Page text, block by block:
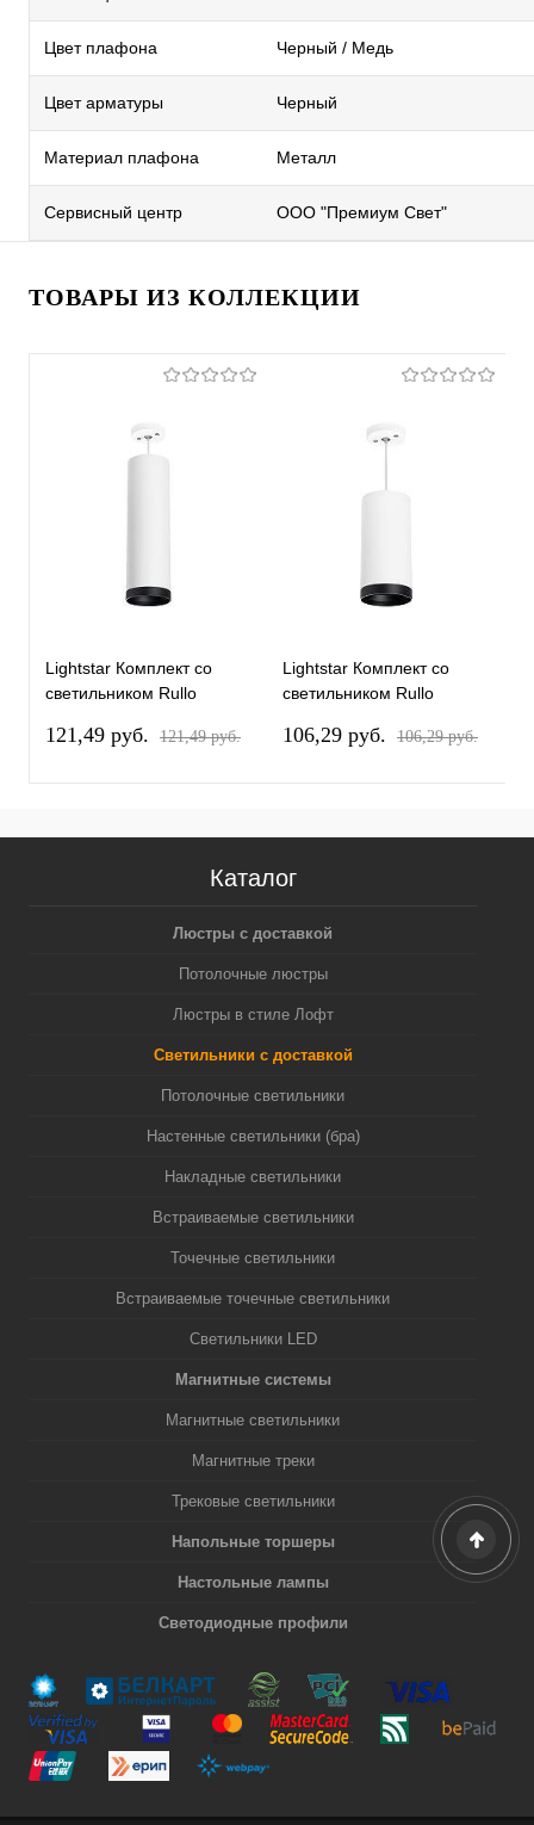
Цвет плафона Черный / Медь
Цвет арматуры Черный
Материал плафона Металл
Сервисный центр ООО "Премиум Свет"
ТОВАРЫ ИЗ КОЛЛЕКЦИИ
Lightstar Комплект со
светильником Rullo
121,49 pуб. 121,49 pуб.
Lightstar Комплект со
светильником Rullo
106,29 pуб. 106,29 pуб.
Каталог
Люстры с доставкой
Потолочные люстры
Люстры в стиле Лофт
Светильники с доставкой
Потолочные светильники
Настенные светильники (бра)
Накладные светильники
Встраиваемые светильники
Точечные светильники
Встраиваемые точечные светильники
Светильники LED
Магнитные системы
Магнитные светильники
Магнитные треки
Трековые светильники
Напольные торшеры
Настольные лампы
Светодиодные профили